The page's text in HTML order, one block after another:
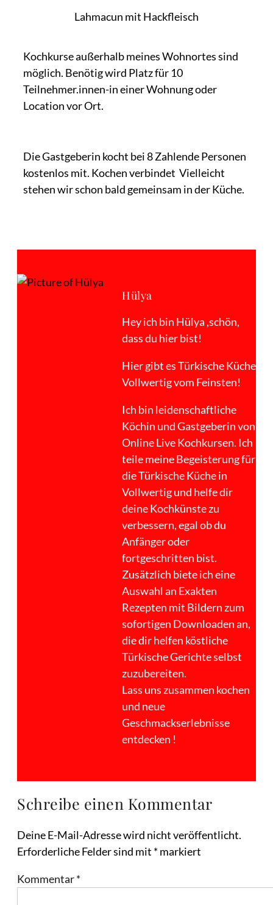
Lahmacun mit Hackfleisch
Kochkurse außerhalb meines Wohnortes sind
möglich. Benötig wird Platz für 10
Teilnehmer.innen-in einer Wohnung oder
Location vor Ort.
Die Gastgeberin kocht bei 8 Zahlende Personen
kostenlos mit. Kochen verbindet Vielleicht
stehen wir schon bald gemeinsam in der Küche.
Hülya
Hey ich bin Hülya ,schön,
dass du hier bist!
Hier gibt es Türkische Küche
Vollwertig vom Feinsten!
Ich bin leidenschaftliche
Köchin und Gastgeberin von
Online Live Kochkursen. Ich
teile meine Begeisterung für
die Türkische Küche in
Vollwertig und helfe dir
deine Kochkünste zu
verbessern, egal ob du
Anfänger oder
fortgeschritten bist.
Zusätzlich biete ich eine
Auswahl an Exakten
Rezepten mit Bildern zum
sofortigen Downloaden an,
die dir helfen köstliche
Türkische Gerichte selbst
zuzubereiten.
Lass uns zusammen kochen
und neue
Geschmackserlebnisse
entdecken !
Schreibe einen Kommentar
Deine E-Mail-Adresse wird nicht veröffentlicht.
Erforderliche Felder sind mit *markiert
Kommentar*